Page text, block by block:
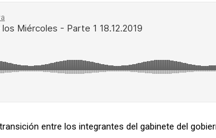
entre los integrantes del gabinete del